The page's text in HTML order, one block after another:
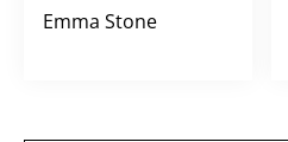
Emma Stone